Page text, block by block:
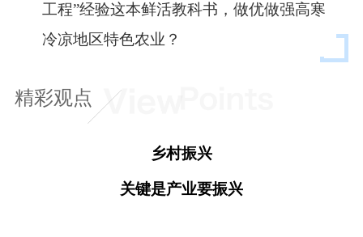
工程”经验这本鲜活教科书，做优做强高寒
冷凉地区特色农业？
精彩观点
乡村振兴
关键是产业要振兴